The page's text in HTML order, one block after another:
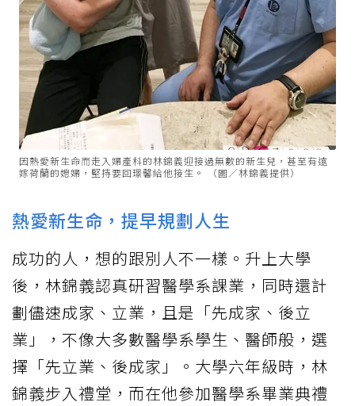
因熱愛新生命而走入婦產科的林錦義迎接過無數的新生兒，甚至有遠
嫁荷蘭的媳婦，堅持要回璟馨給他接生。 （圖／林錦義提供）
熱愛新生命，提早規劃人生
成功的人，想的跟別人不一樣。升上大學
後，林錦義認真研習醫學系課業，同時還計
劃儘速成家、立業，且是「先成家、後立
業」，不像大多數醫學系學生、醫師般，選
擇「先立業、後成家」。大學六年級時，林
錦義步入禮堂，而在他參加醫學系畢業典禮